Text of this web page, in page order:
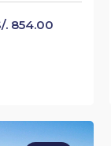
. 854.00